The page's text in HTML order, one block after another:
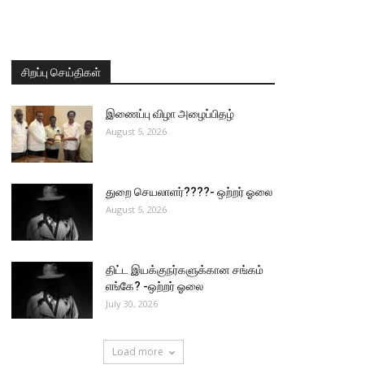
சிறப்பு செய்திகள்
இணைப்பு விழா அழைப்பிதழ்
August 5, 2026
துறை செயலாளர்????- ஒற்றர் ஓலை
August 5, 2026
திட்ட இயக்குநர்களுக்கான சங்கம்
எங்கே? -ஒற்றர் ஓலை
July 30, 2026
Load more